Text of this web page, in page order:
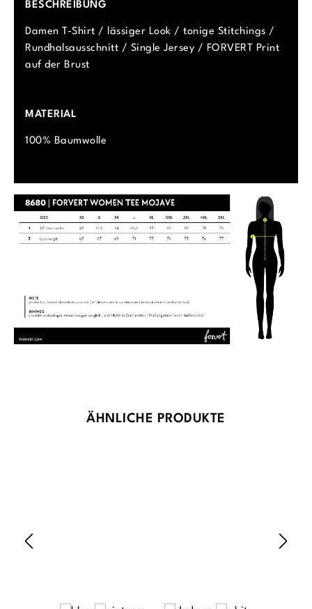
BESCHREIBUNG
Damen T-Shirt / lässiger Look / tonige Stitchings /
Rundhalsausschnitt / Single Jersey / FORVERT Print
auf der Brust
MATERIAL
100% Baumwolle
Produktgalerie überspringen
ÄHNLICHE PRODUKTE